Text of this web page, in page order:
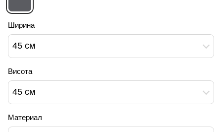
Ширина
45 см
Висота
45 см
Материал